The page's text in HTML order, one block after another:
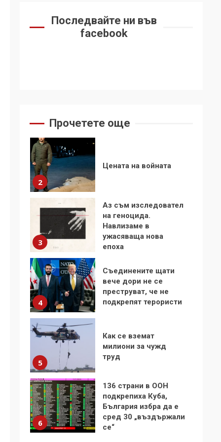
Последвайте ни във
facebook
Прочетете още
Удължаването на
1
стъпки от 1972 г.
2
Цената на войната
3
Аз съм изследовател
на геноцида.
Навлизаме в
ужасяваща нова
епоха
4
Съединените щати
вече дори не се
преструват, че не
подкрепят терористи
5
Как се вземат
милиони за чужд
труд
6
136 страни в ООН
подкрепиха Куба,
България избра да е
сред 30 „въздържали
се“